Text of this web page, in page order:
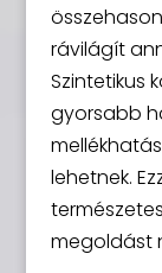
rávilágít
Szintetikus
gyorsabb
lehetnek.
megoldást